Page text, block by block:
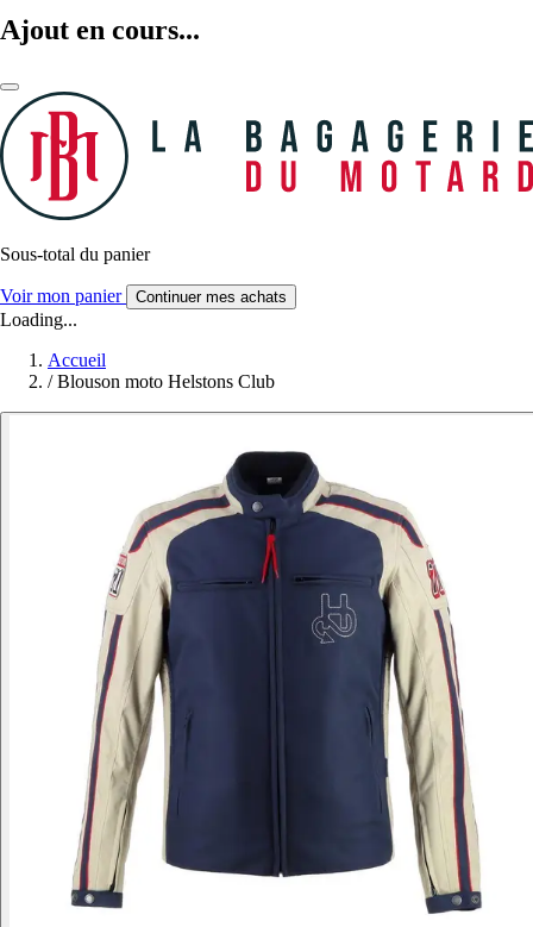
Ajout en cours...
Sous-total du panier
Voir mon panier Continuer mes achats
Loading...
Accueil
/ Blouson moto Helstons Club